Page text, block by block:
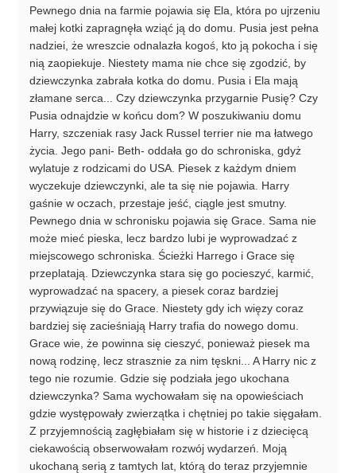
Pewnego dnia na farmie pojawia się Ela, która po ujrzeniu
małej kotki zapragnęła wziąć ją do domu. Pusia jest pełna
nadziei, że wreszcie odnalazła kogoś, kto ją pokocha i się
nią zaopiekuje. Niestety mama nie chce się zgodzić, by
dziewczynka zabrała kotka do domu. Pusia i Ela mają
złamane serca... Czy dziewczynka przygarnie Pusię? Czy
Pusia odnajdzie w końcu dom? W poszukiwaniu domu
Harry, szczeniak rasy Jack Russel terrier nie ma łatwego
życia. Jego pani- Beth- oddała go do schroniska, gdyż
wylatuje z rodzicami do USA. Piesek z każdym dniem
wyczekuje dziewczynki, ale ta się nie pojawia. Harry
gaśnie w oczach, przestaje jeść, ciągle jest smutny.
Pewnego dnia w schronisku pojawia się Grace. Sama nie
może mieć pieska, lecz bardzo lubi je wyprowadzać z
miejscowego schroniska. Ścieżki Harrego i Grace się
przeplatają. Dziewczynka stara się go pocieszyć, karmić,
wyprowadzać na spacery, a piesek coraz bardziej
przywiązuje się do Grace. Niestety gdy ich więzy coraz
bardziej się zacieśniają Harry trafia do nowego domu.
Grace wie, że powinna się cieszyć, ponieważ piesek ma
nową rodzinę, lecz strasznie za nim tęskni... A Harry nic z
tego nie rozumie. Gdzie się podziała jego ukochana
dziewczynka? Sama wychowałam się na opowieściach
gdzie występowały zwierzątka i chętniej po takie sięgałam.
Z przyjemnością zagłębiałam się w historie i z dziecięcą
ciekawością obserwowałam rozwój wydarzeń. Moją
ukochaną serią z tamtych lat, którą do teraz przyjemnie